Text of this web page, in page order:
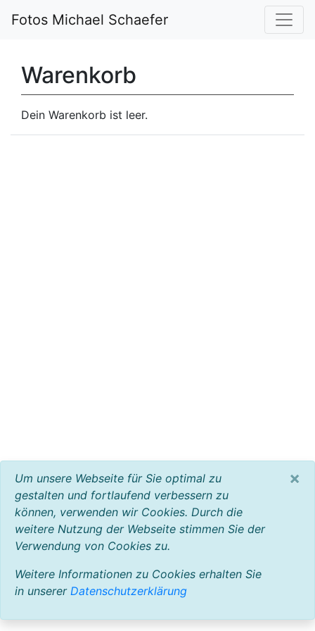
Fotos Michael Schaefer
Warenkorb
Dein Warenkorb ist leer.
Um unsere Webseite für Sie optimal zu
gestalten und fortlaufend verbessern zu
können, verwenden wir Cookies. Durch die
weitere Nutzung der Webseite stimmen Sie der
Verwendung von Cookies zu.
Weitere Informationen zu Cookies erhalten Sie
in unserer Datenschutzerklärung
×